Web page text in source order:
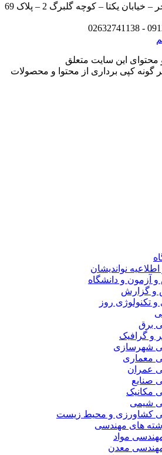
آدرس: کرج – میدان والفجر – خیابان یکتا – کوچه گلبرگ 2 – پلاک 69
اين سایت متعلق
کپی برداری از محتوا و محصولات
نواندیشان
و دانشگاه
روز
و محیط زیست
های مهندسی
مواد
معدن